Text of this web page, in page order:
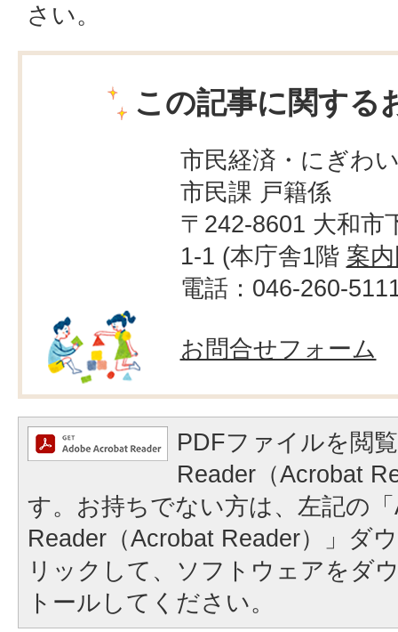
さい。
この記事に関する
市民経済・にぎわ
市民課 戸籍係
〒242-8601 大和市
1-1 (本庁舎1階 案
電話：046-260-
お問合せフォーム
PDFファイルを閲
Reader（Acrobat
す。お持ちでない方は、左記の
Reader（Acrobat Reader）」ダ
リックして、ソフトウェアをダ
トールしてください。